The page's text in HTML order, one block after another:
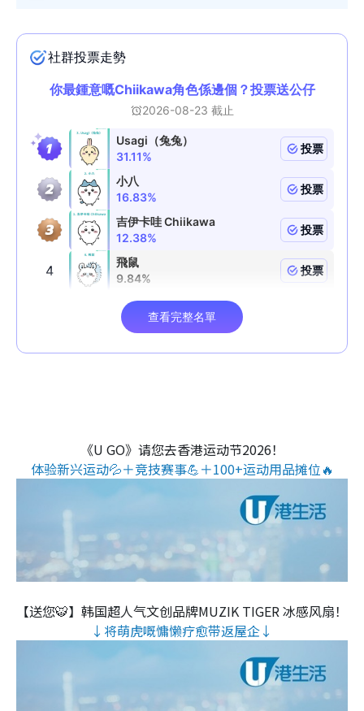
《U GO》请您去香港运动节2026！
体验新兴运动💦＋竞技赛事💪＋100+运动用品摊位🔥
【送您🐯】韩国超人气文创品牌MUZIK TIGER 冰感风扇！
↓将萌虎嘅慵懒疗愈带返屋企↓